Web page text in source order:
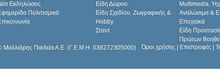
Εκδηλώσεις
Πολιτισμικά
Είδη Δώρου
Multimedia,
Είδη Σχεδίου, Ζωγραφικής &
Hobby
Αναλώσιμα &
Εποχιακά
Σταντ
Είδη
Πρώτων
Μαλλιάρης Παιδεία Α.Ε. (Γ.Ε.Μ.Η. 038272305000)
Όροι χρήσης Επιστροφές